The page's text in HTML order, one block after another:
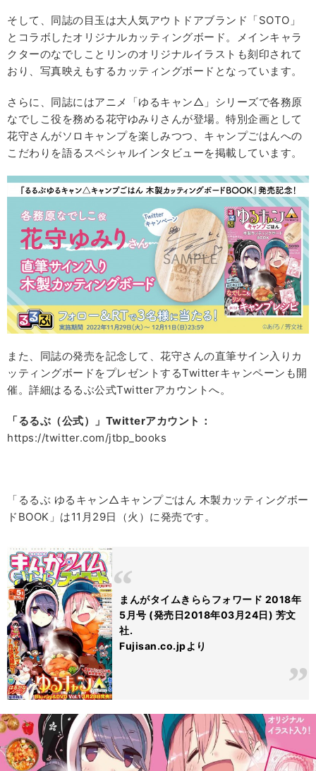
そして、同誌の目玉は大人気アウトドアブランド「SOTO」
とコラボしたオリジナルカッティングボード。メインキャラ
クターのなでしことリンのオリジナルイラストも刻印されて
おり、写真映えもするカッティングボードとなっています。
さらに、同誌にはアニメ「ゆるキャン△」シリーズで各務原
なでしこ役を務める花守ゆみりさんが登場。特別企画として
花守さんがソロキャンプを楽しみつつ、キャンプごはんへの
こだわりを語るスペシャルインタビューを掲載しています。
また、同誌の発売を記念して、花守さんの直筆サイン入りカ
ッティングボードをプレゼントするTwitterキャンペーンも開
催。詳細はるるぶ公式Twitterアカウントへ。
「るるぶ（公式）」Twitterアカウント：
https://twitter.com/jtbp_books
「るるぶ ゆるキャン△キャンプごはん 木製カッティングボー
ドBOOK」は11月29日（火）に発売です。
まんがタイムきららフォワード 2018年
5月号 (発売日2018年03月24日) 芳文
社.
Fujisan.co.jpより